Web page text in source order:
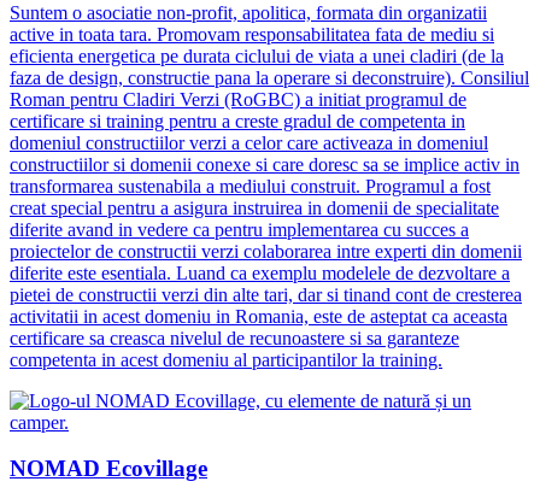
Suntem o asociatie non-profit, apolitica, formata din organizatii
active in toata tara. Promovam responsabilitatea fata de mediu si
eficienta energetica pe durata ciclului de viata a unei cladiri (de la
faza de design, constructie pana la operare si deconstruire). Consiliul
Roman pentru Cladiri Verzi (RoGBC) a initiat programul de
certificare si training pentru a creste gradul de competenta in
domeniul constructiilor verzi a celor care activeaza in domeniul
constructiilor si domenii conexe si care doresc sa se implice activ in
transformarea sustenabila a mediului construit. Programul a fost
creat special pentru a asigura instruirea in domenii de specialitate
diferite avand in vedere ca pentru implementarea cu succes a
proiectelor de constructii verzi colaborarea intre experti din domenii
diferite este esentiala. Luand ca exemplu modelele de dezvoltare a
pietei de constructii verzi din alte tari, dar si tinand cont de cresterea
activitatii in acest domeniu in Romania, este de asteptat ca aceasta
certificare sa creasca nivelul de recunoastere si sa garanteze
competenta in acest domeniu al participantilor la training.
NOMAD Ecovillage